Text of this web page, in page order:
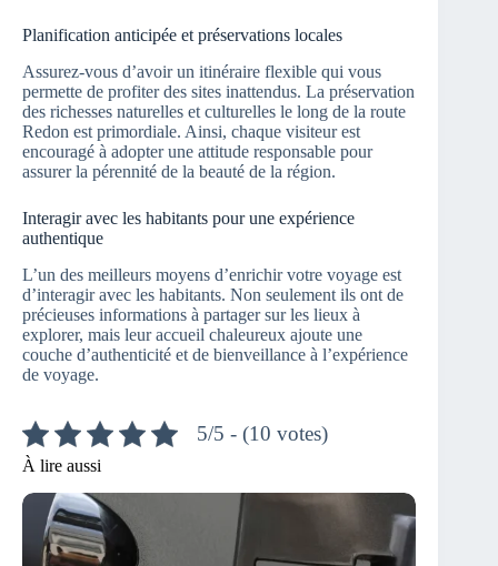
Planification anticipée et préservations locales
Assurez-vous d’avoir un itinéraire flexible qui vous
permette de profiter des sites inattendus. La préservation
des richesses naturelles et culturelles le long de la route
Redon est primordiale. Ainsi, chaque visiteur est
encouragé à adopter une attitude responsable pour
assurer la pérennité de la beauté de la région.
Interagir avec les habitants pour une expérience
authentique
L’un des meilleurs moyens d’enrichir votre voyage est
d’interagir avec les habitants. Non seulement ils ont de
précieuses informations à partager sur les lieux à
explorer, mais leur accueil chaleureux ajoute une
couche d’authenticité et de bienveillance à l’expérience
de voyage.
5/5 - (10 votes)
À lire aussi